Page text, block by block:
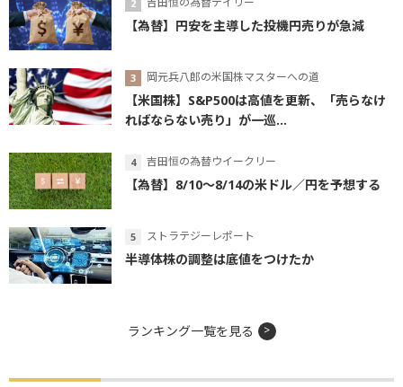
【為替】円安を主導した投機円売りが急減
岡元兵八郎の米国株マスターへの道
【米国株】S&P500は高値を更新、「売らなけ
ればならない売り」が一巡...
吉田恒の為替ウイークリー
【為替】8/10～8/14の米ドル／円を予想する
ストラテジーレポート
半導体株の調整は底値をつけたか
ランキング一覧を見る